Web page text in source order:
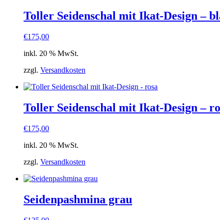
Toller Seidenschal mit Ikat-Design –
€175,00
inkl. 20 % MwSt.
zzgl. Versandkosten
Toller Seidenschal mit Ikat-Design –
€175,00
inkl. 20 % MwSt.
zzgl. Versandkosten
Seidenpashmina grau